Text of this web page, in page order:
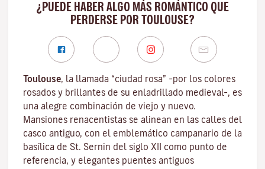
¿PUEDE HABER ALGO MÁS ROMÁNTICO QUE
PERDERSE POR TOULOUSE?
Toulouse, la llamada “ciudad rosa” –por los colores
rosados y brillantes de su enladrillado medieval–, es
una alegre combinación de viejo y nuevo.
Mansiones renacentistas se alinean en las calles del
casco antiguo, con el emblemático campanario de la
basílica de St. Sernin del siglo XII como punto de
referencia, y elegantes puentes antiguos